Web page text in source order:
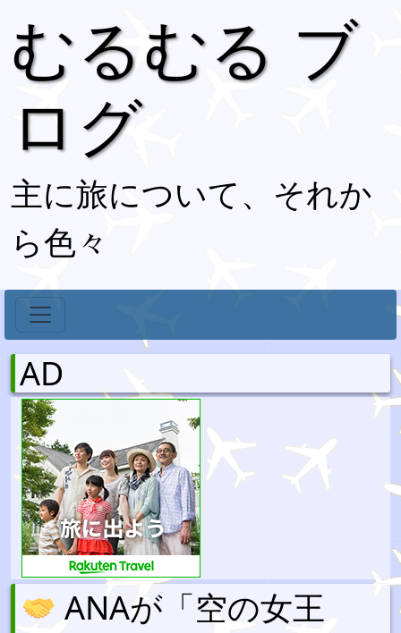
むるむる ブ
ログ
主に旅について、それか
ら色々
AD
ANAが「空の女王